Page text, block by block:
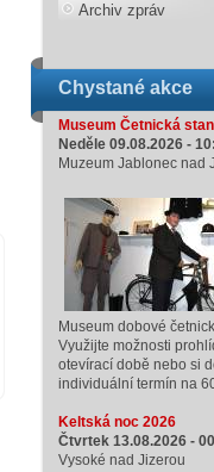
Archiv zpráv
Chystané akce
Museum Četnická
Neděle 09.08.2026 -
Muzeum Jablonec nad
Museum dobové
Využijte možnosti
otevírací době nebo si
individuální termín na
Keltská noc 2026
Čtvrtek 13.08.2026 -
Vysoké nad Jizerou